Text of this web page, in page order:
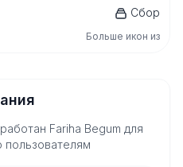
Сбор
Больше икон из
Fariha Begum для
пользователям